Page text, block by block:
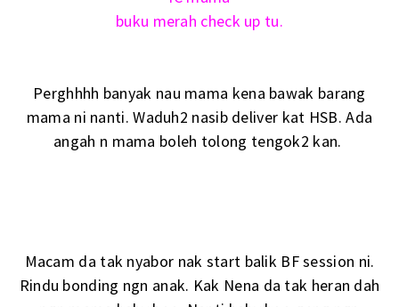
buku merah check up tu.
Perghhhh banyak nau mama kena bawak barang
mama ni nanti. Waduh2 nasib deliver kat HSB. Ada
angah n mama boleh tolong tengok2 kan.
Macam da tak nyabor nak start balik BF session ni.
Rindu bonding ngn anak. Kak Nena da tak heran dah